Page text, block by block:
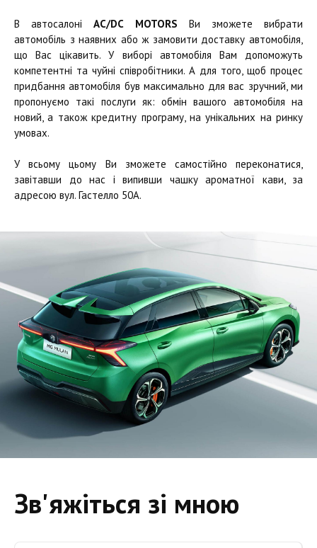
В автосалоніAC/DC MOTORS Ви зможете вибрати
автомобіль з наявних або ж замовити доставку автомобіля,
що Вас цікавить. У виборі автомобіля Вам допоможуть
компетентні та чуйні співробітники. А для того, щоб процес
придбання автомобіля був максимально для вас зручний, ми
пропонуємо такі послуги як: обмін вашого автомобіля на
новий, а також кредитну програму, на унікальних на ринку
умовах.
У всьому цьому Ви зможете самостійно переконатися,
завітавши до нас і випивши чашку ароматної кави, за
адресою вул. Гастелло 50А.
Зв'яжіться зі мною